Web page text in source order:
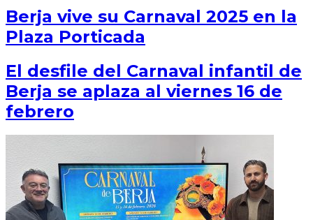
Berja vive su Carnaval 2025 en la
Plaza Porticada
El desfile del Carnaval infantil de
Berja se aplaza al viernes 16 de
febrero